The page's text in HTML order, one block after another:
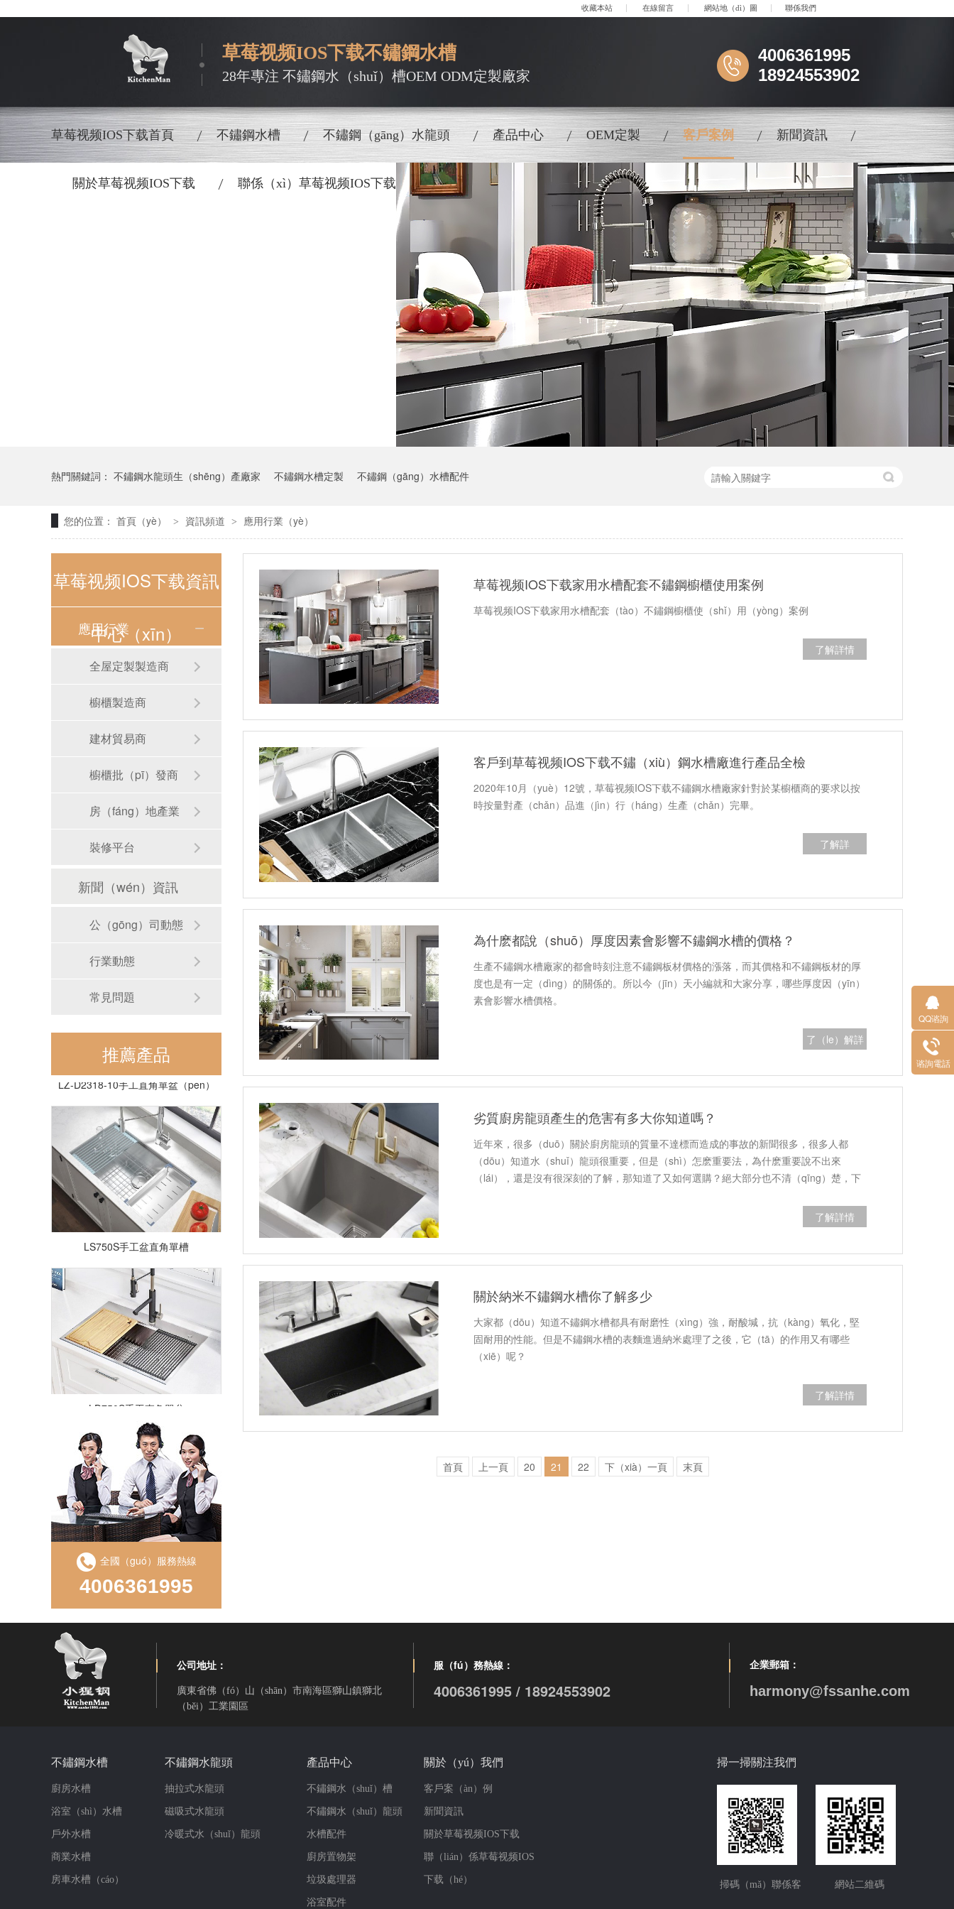
收藏本站 在線留言 網站地（dì）圖 聯係我們
草莓视频IOS下载不鏽鋼水槽
28年專注 不鏽鋼水（shuǐ）槽OEM ODM定製廠家
4006361995
18924553902
草莓视频IOS下载首頁 不鏽鋼水槽 不鏽鋼（gāng）水龍頭 產品中心 OEM定製 客戶案例 新聞資訊
關於草莓视频IOS下载 聯係（xì）草莓视频IOS下载
熱門關鍵詞： 不鏽鋼水龍頭生（shēng）產廠家 不鏽鋼水槽定製 不鏽鋼（gāng）水槽配件
您的位置： 首頁（yè） > 資訊頻道 > 應用行業（yè）
草莓视频IOS下载家用水槽配套不鏽鋼櫥櫃使用案例
草莓视频IOS下载家用水槽配套（tào）不鏽鋼櫥櫃使（shǐ）用（yòng）案例
了解詳情
客戶到草莓视频IOS下载不鏽（xiù）鋼水槽廠進行產品全檢
2020年10月（yuè）12號，草莓视频IOS下载不鏽鋼水槽廠家針對於某櫥櫃商的要求以按
時按量對產（chǎn）品進（jìn）行（háng）生產（chǎn）完畢。
了解詳
為什麽都說（shuō）厚度因素會影響不鏽鋼水槽的價格？
生產不鏽鋼水槽廠家的都會時刻注意不鏽鋼板材價格的漲落，而其價格和不鏽鋼板材的厚
度也是有一定（dìng）的關係的。所以今（jīn）天小編就和大家分享，哪些厚度因（yīn）
素會影響水槽價格。
了（le）解詳
劣質廚房龍頭產生的危害有多大你知道嗎？
近年來，很多（duō）關於廚房龍頭的質量不達標而造成的事故的新聞很多，很多人都
（dōu）知道水（shuǐ）龍頭很重要，但是（shì）怎麽重要法，為什麽重要說不出來
（lái），還是沒有很深刻的了解，那知道了又如何選購？絕大部分也不清（qīng）楚，下
了解詳情
關於納米不鏽鋼水槽你了解多少
大家都（dōu）知道不鏽鋼水槽都具有耐磨性（xìng）強，耐酸堿，抗（kàng）氧化，堅
固耐用的性能。但是不鏽鋼水槽的表麵進過納米處理了之後，它（tā）的作用又有哪些
（xiē）呢？
了解詳情
首頁 上一頁 20 21 22 下（xià）一頁 末頁
草莓视频IOS下载資訊
中心（xīn）
應用行業
全屋定製製造商
櫥櫃製造商
建材貿易商
櫥櫃批（pī）發商
房（fáng）地產業
裝修平台
新聞（wén）資訊
公（gōng）司動態
行業動態
常見問題
推薦產品
LZ-D2318-10手工直角單盆（pén）
LS750S手工盆直角單槽
LD750S手工直角單盆
LS850D手工盆直角雙槽
LR-S3319-10手（shǒu）工雙角雙盆
全國（guó）服務熱線
4006361995
公司地址：
廣東省佛（fó）山（shān）市南海區獅山鎮獅北
（běi）工業園區
服（fú）務熱線：
4006361995 / 18924553902
企業郵箱：
harmony@fssanhe.com
不鏽鋼水槽
廚房水槽
浴室（shì）水槽
戶外水槽
商業水槽
房車水槽（cáo）
不鏽鋼水龍頭
抽拉式水龍頭
磁吸式水龍頭
冷暖式水（shuǐ）龍頭
產品中心
不鏽鋼水（shuǐ）槽
不鏽鋼水（shuǐ）龍頭
水槽配件
廚房置物架
垃圾處理器
浴室配件
關於（yú）我們
客戶案（àn）例
新聞資訊
關於草莓视频IOS下载
聯（lián）係草莓视频IOS
下载（hé）
掃一掃關注我們
掃碼（mǎ）聯係客 網站二維碼
QQ谘詢
谘詢電話